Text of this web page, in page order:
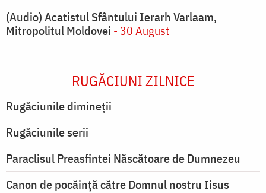
(Audio) Acatistul Sfântului Ierarh Varlaam,
Mitropolitul Moldovei - 30 August
RUGĂCIUNI ZILNICE
Rugăciunile dimineții
Rugăciunile serii
Paraclisul Preasfintei Născătoare de Dumnezeu
Canon de pocăință către Domnul nostru Iisus